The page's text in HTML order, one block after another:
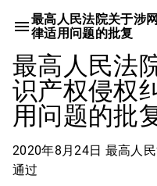
最高人民法院关于涉
律适用问题的批复
最高人民法
识产权侵权
用问题的批
2020年8月24日 最高人
通过